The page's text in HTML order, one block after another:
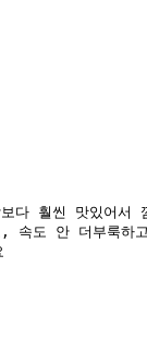
다 훨씬 맛있어서
, 속도 안 더부룩하